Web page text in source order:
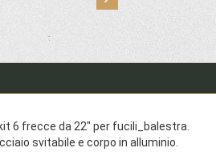
6 frecce da 22" per fucili_balestra.
svitabile e corpo in alluminio.